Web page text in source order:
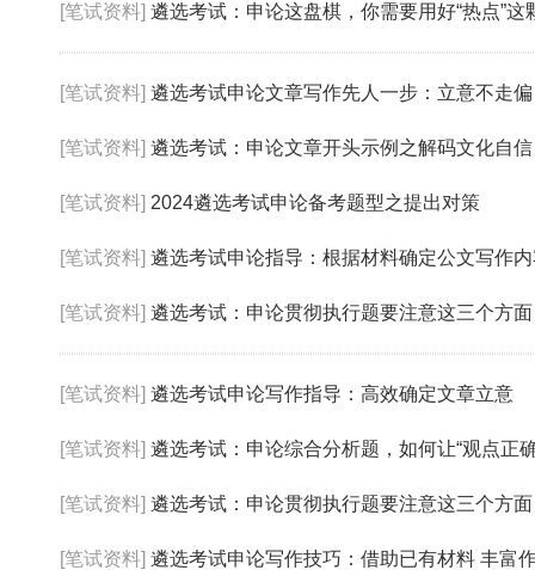
[笔试资料] 遴选考试：申论这盘棋，你需要用好“热点”这
[笔试资料] 遴选考试申论文章写作先人一步：立意不走偏
[笔试资料] 遴选考试：申论文章开头示例之解码文化自信
[笔试资料] 2024遴选考试申论备考题型之提出对策
[笔试资料] 遴选考试申论指导：根据材料确定公文写作
[笔试资料] 遴选考试：申论贯彻执行题要注意这三个方面
[笔试资料] 遴选考试申论写作指导：高效确定文章立意
[笔试资料] 遴选考试：申论综合分析题，如何让“观点正
[笔试资料] 遴选考试：申论贯彻执行题要注意这三个方面
[笔试资料] 遴选考试申论写作技巧：借助已有材料 丰富